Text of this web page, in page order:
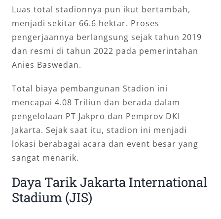
Luas total stadionnya pun ikut bertambah,
menjadi sekitar 66.6 hektar. Proses
pengerjaannya berlangsung sejak tahun 2019
dan resmi di tahun 2022 pada pemerintahan
Anies Baswedan.
Total biaya pembangunan Stadion ini
mencapai 4.08 Triliun dan berada dalam
pengelolaan PT Jakpro dan Pemprov DKI
Jakarta. Sejak saat itu, stadion ini menjadi
lokasi berabagai acara dan event besar yang
sangat menarik.
Daya Tarik Jakarta International
Stadium (JIS)